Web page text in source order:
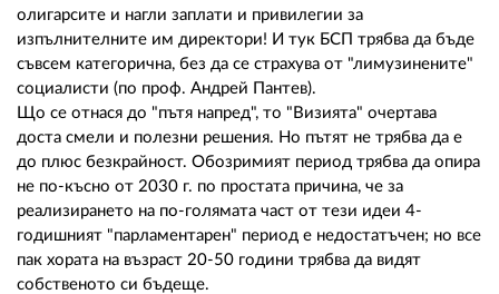
олигарсите и нагли заплати и привилегии за
изпълнителните им директори! И тук БСП трябва да бъде
съвсем категорична, без да се страхува от "лимузинените"
социалисти (по проф. Андрей Пантев).
Що се отнася до "пътя напред", то "Визията" очертава
доста смели и полезни решения. Но пътят не трябва да е
до плюс безкрайност. Обозримият период трябва да опира
не по-късно от 2030 г. по простата причина, че за
реализирането на по-голямата част от тези идеи 4-
годишният "парламентарен" период е недостатъчен; но все
пак хората на възраст 20-50 години трябва да видят
собственото си бъдеще.